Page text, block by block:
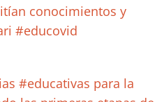
conocimientos y
#educovid
#educativas para la